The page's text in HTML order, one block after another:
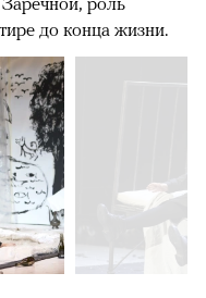
до конца жизни.